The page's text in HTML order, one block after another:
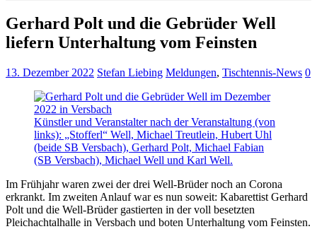
Gerhard Polt und die Gebrüder Well
liefern Unterhaltung vom Feinsten
13. Dezember 2022 Stefan Liebing Meldungen, Tischtennis-News 0
Künstler und Veranstalter nach der Veranstaltung (von
links): „Stofferl“ Well, Michael Treutlein, Hubert Uhl
(beide SB Versbach), Gerhard Polt, Michael Fabian
(SB Versbach), Michael Well und Karl Well.
Im Frühjahr waren zwei der drei Well-Brüder noch an Corona
erkrankt. Im zweiten Anlauf war es nun soweit: Kabarettist Gerhard
Polt und die Well-Brüder gastierten in der voll besetzten
Pleichachtalhalle in Versbach und boten Unterhaltung vom Feinsten.